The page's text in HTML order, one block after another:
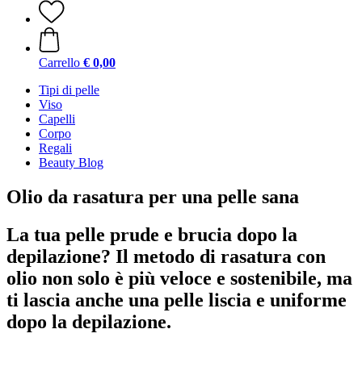
Carrello € 0,00
Tipi di pelle
Viso
Capelli
Corpo
Regali
Beauty Blog
Olio da rasatura per una pelle sana
La tua pelle prude e brucia dopo la
depilazione? Il metodo di rasatura con
olio non solo è più veloce e sostenibile, ma
ti lascia anche una pelle liscia e uniforme
dopo la depilazione.